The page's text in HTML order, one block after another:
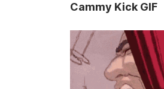
Cammy Kick GIF